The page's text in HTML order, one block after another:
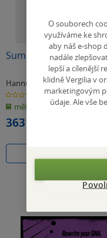
Summerland
Hannu Rajaniemi
0.0
z
5
hvězdiček
měkká vazba
363 Kč
O souborech
využíváme ke
aby náš e-shop
nadále
lepší a cílenější
klidně Vergilia v
marketingovým
údaje. Ale vše